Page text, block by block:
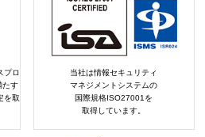
プロ
たす
を取
当社は情報セキュリティ
マネジメントシステムの
国際規格ISO27001を
取得しています。